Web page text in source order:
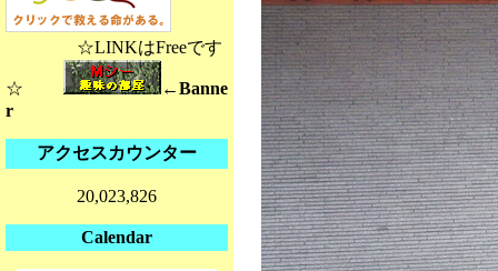
☆LINKはFreeです
☆
←Banne
r
アクセスカウンター
20,023,826
Calendar